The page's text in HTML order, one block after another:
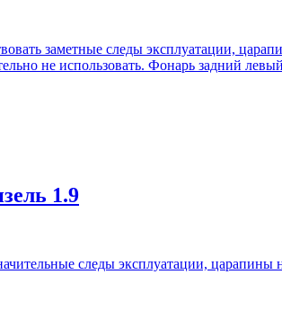
заметные следы эксплуатации,
не использовать. Фонарь задний левый
1.9
следы эксплуатации,